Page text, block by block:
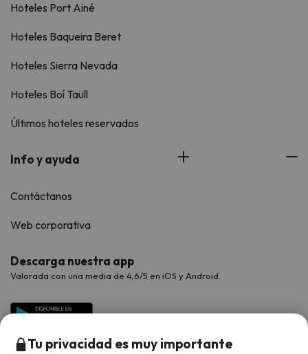
Hoteles Port Ainé
Hoteles Baqueira Beret
Hoteles Sierra Nevada
Hoteles Boí Taüll
Últimos hoteles reservados
Info y ayuda
Contáctanos
Web corporativa
Descarga nuestra app
Valorada con una media de 4,6/5 en iOS y Android.
Tu privacidad es muy importante